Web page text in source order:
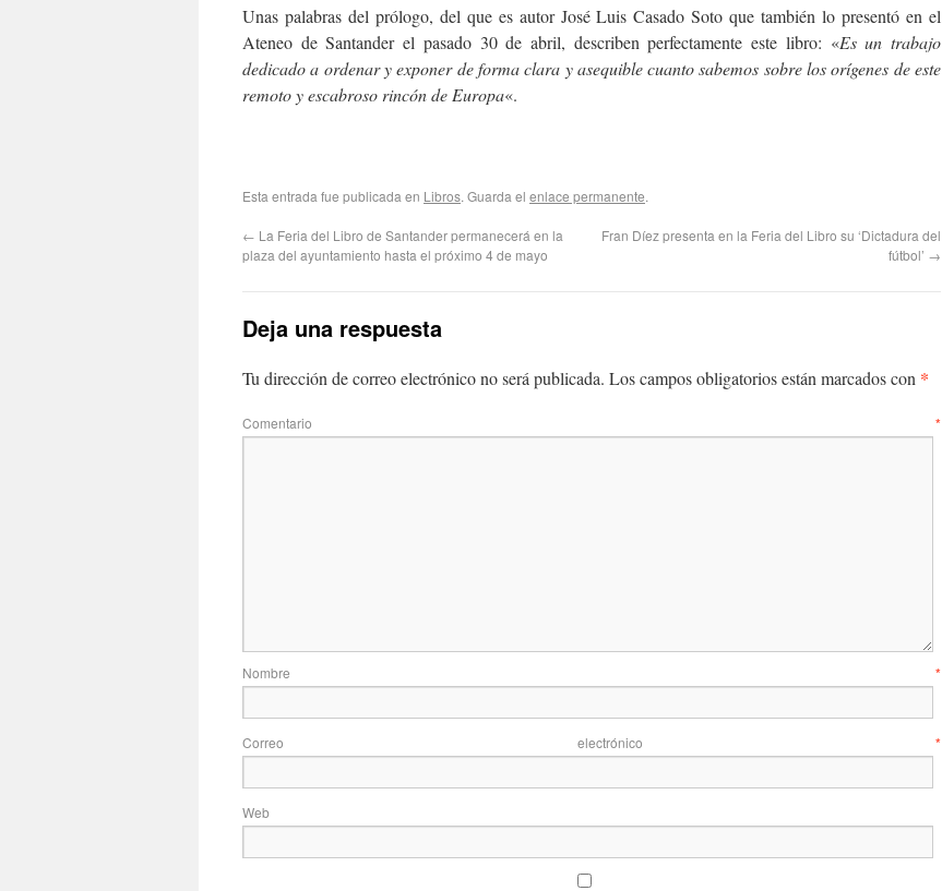
Unas palabras del prólogo, del que es autor José Luis Casado Soto que también lo presentó en el
Ateneo de Santander el pasado 30 de abril, describen perfectamente este libro: «Es un trabajo
dedicado a ordenar y exponer de forma clara y asequible cuanto sabemos sobre los orígenes de este
remoto y escabroso rincón de Europa«.
Esta entrada fue publicada en Libros. Guarda el enlace permanente.
← La Feria del Libro de Santander permanecerá en la
plaza del ayuntamiento hasta el próximo 4 de mayo
Fran Díez presenta en la Feria del Libro su ‘Dictadura del
fútbol’ →
Deja una respuesta
Tu dirección de correo electrónico no será publicada. Los campos obligatorios están marcados con *
Comentario *
Nombre *
Correo electrónico *
Web